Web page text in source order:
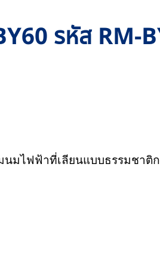
รหัส RM-
นมไฟฟ้าที่เลียนแบบธรรมชา